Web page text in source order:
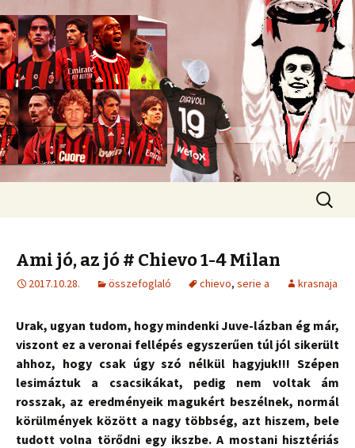
diavoli
Romokban heverő blog egy romokban
heverő csapatról.
Ami jó, az jó # Chievo 1-4 Milan
2017.10.28. összefoglaló chievo, serie a krasnaja
Urak, ugyan tudom, hogy mindenki Juve-lázban ég már,
viszont ez a veronai fellépés egyszerűen túl jól sikerült
ahhoz, hogy csak úgy szó nélkül hagyjuk!!! Szépen
lesimáztuk a csacsikákat, pedig nem voltak ám
rosszak, az eredményeik magukért beszélnek, normál
körülmények között a nagy többség, azt hiszem, bele
tudott volna törődni egy ikszbe. A mostani hisztériás